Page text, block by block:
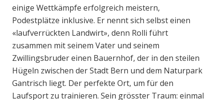
einige Wettkämpfe erfolgreich meistern,
Podestplätze inklusive. Er nennt sich selbst einen
«laufverrückten Landwirt», denn Rolli führt
zusammen mit seinem Vater und seinem
Zwillingsbruder einen Bauernhof, der in den steilen
Hügeln zwischen der Stadt Bern und dem Naturpark
Gantrisch liegt. Der perfekte Ort, um für den
Laufsport zu trainieren. Sein grösster Traum: einmal